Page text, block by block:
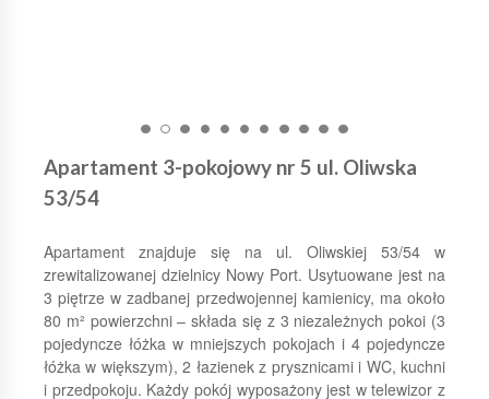
Apartament 3-pokojowy nr 5 ul. Oliwska
53/54
Apartament znajduje się na ul. Oliwskiej 53/54 w
zrewitalizowanej dzielnicy Nowy Port. Usytuowane jest na
3 piętrze w zadbanej przedwojennej kamienicy, ma około
80 m² powierzchni – składa się z 3 niezależnych pokoi (3
pojedyncze łóżka w mniejszych pokojach i 4 pojedyncze
łóżka w większym), 2 łazienek z prysznicami i WC, kuchni
i przedpokoju. Każdy pokój wyposażony jest w telewizor z